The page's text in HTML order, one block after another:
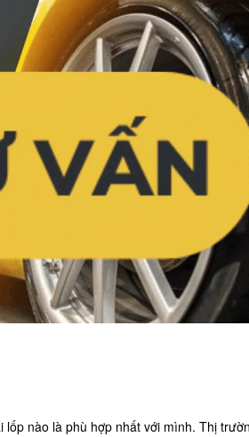
nào là phù hợp nhất với mình. Thị